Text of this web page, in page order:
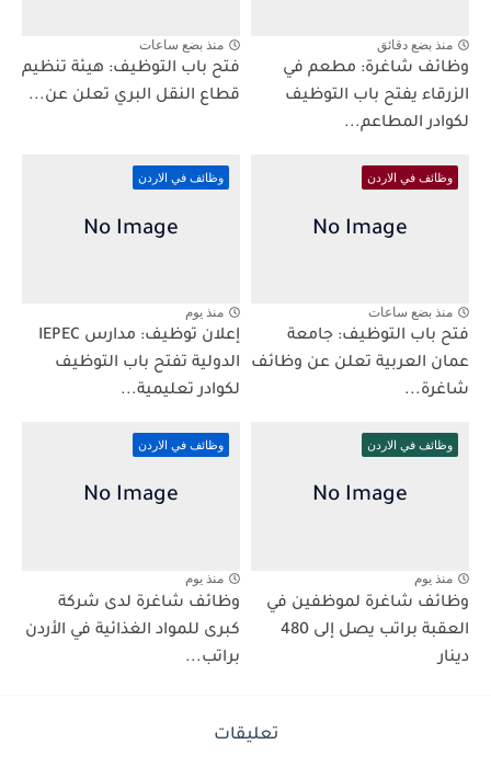
منذ بضع دقائق
وظائف شاغرة: مطعم في
الزرقاء يفتح باب التوظيف
لكوادر المطاعم...
منذ بضع ساعات
فتح باب التوظيف: هيئة تنظيم
قطاع النقل البري تعلن عن...
وظائف في الاردن
منذ بضع ساعات
فتح باب التوظيف: جامعة
عمان العربية تعلن عن وظائف
شاغرة...
وظائف في الاردن
منذ يوم
إعلان توظيف: مدارس IEPEC
الدولية تفتح باب التوظيف
لكوادر تعليمية...
وظائف في الاردن
منذ يوم
وظائف شاغرة لموظفين في
العقبة براتب يصل إلى 480
دينار
وظائف في الاردن
منذ يوم
وظائف شاغرة لدى شركة
كبرى للمواد الغذائية في الأردن
براتب...
تعليقات